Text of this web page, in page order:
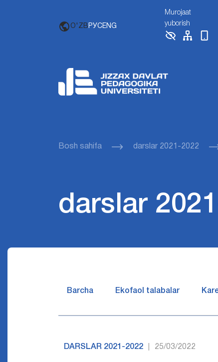
O'ZB РУСENG
Murojaat
yuborish
Bosh sahifa darslar 2021-2022
darslar
Barcha Ekofaol talabalar
DARSLAR 2021-2022 25/03/2022